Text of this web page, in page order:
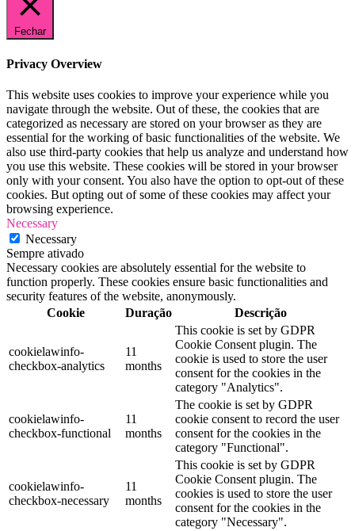
Fechar
Privacy Overview
This website uses cookies to improve your experience while you
navigate through the website. Out of these, the cookies that are
categorized as necessary are stored on your browser as they are
essential for the working of basic functionalities of the website. We
also use third-party cookies that help us analyze and understand how
you use this website. These cookies will be stored in your browser
only with your consent. You also have the option to opt-out of these
cookies. But opting out of some of these cookies may affect your
browsing experience.
Necessary
Necessary
Sempre ativado
Necessary cookies are absolutely essential for the website to
function properly. These cookies ensure basic functionalities and
security features of the website, anonymously.
Cookie
Duração Descrição
cookielawinfo-
checkbox-analytics
11
months
This cookie is set by GDPR
Cookie Consent plugin. The
cookie is used to store the user
consent for the cookies in the
category "Analytics".
cookielawinfo-
checkbox-functional
11
months
The cookie is set by GDPR
cookie consent to record the user
consent for the cookies in the
category "Functional".
cookielawinfo-
checkbox-necessary
11
months
This cookie is set by GDPR
Cookie Consent plugin. The
cookies is used to store the user
consent for the cookies in the
category "Necessary".